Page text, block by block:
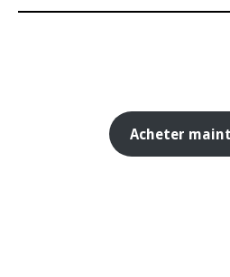
Acheter